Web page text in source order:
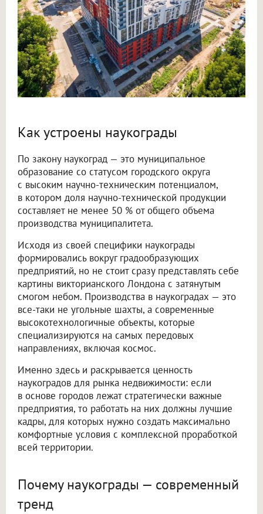
Как устроены наукограды
По закону наукоград — это муниципальное
образование со статусом городского округа
с высоким научно-техническим потенциалом,
в котором доля научно-технической продукции
составляет не менее 50 % от общего объема
производства муниципалитета.
Исходя из своей специфики наукограды
формировались вокруг градообразующих
предприятий, но не стоит сразу представлять себе
картины викторианского Лондона с затянутым
смогом небом. Производства в наукоградах — это
все-таки не угольные шахты, а современные
высокотехнологичные объекты, которые
специализируются на самых передовых
направлениях, включая космос.
Именно здесь и раскрывается ценность
наукоградов для рынка недвижимости: если
в основе городов лежат стратегически важные
предприятия, то работать на них должны лучшие
кадры, для которых нужно создать максимально
комфортные условия с комплексной проработкой
всей территории.
Почему наукограды — современный
тренд